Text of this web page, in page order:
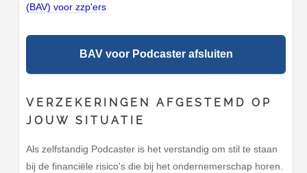
(BAV) voor zzp'ers
BAV voor Podcaster afsluiten
VERZEKERINGEN AFGESTEMD OP
JOUW SITUATIE
Als zelfstandig Podcaster is het verstandig om stil te staan
bij de financiële risico's die bij het ondernemerschap horen.